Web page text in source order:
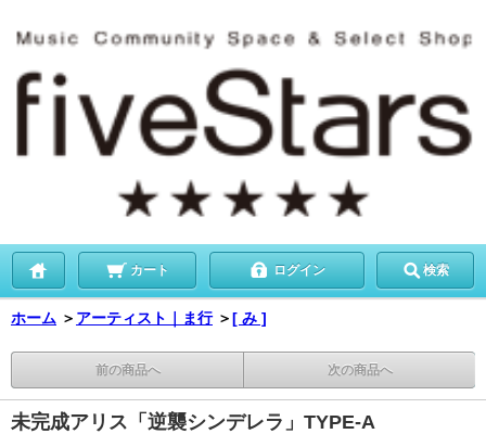
カート ログイン 検索
ホーム ＞ アーティスト｜ま行 ＞[ み ]
前の商品へ 次の商品へ
未完成アリス「逆襲シンデレラ」TYPE-A